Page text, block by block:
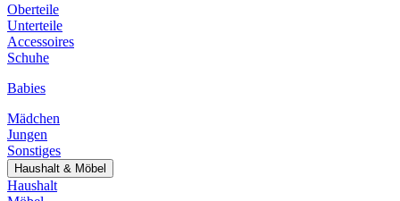
Oberteile
Unterteile
Accessoires
Schuhe
Babies
Mädchen
Jungen
Sonstiges
Haushalt & Möbel
Haushalt